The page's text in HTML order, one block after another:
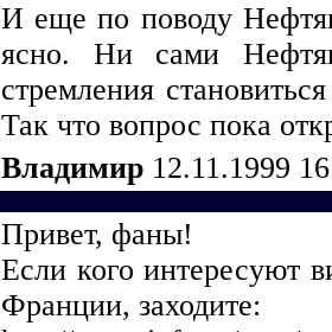
И еще по поводу
ясно. Ни сами
стремления
Так что вопрос пока
Владимир 12.11.1999
Привет, фаны!
Если кого интересуют
Франции, заходите: